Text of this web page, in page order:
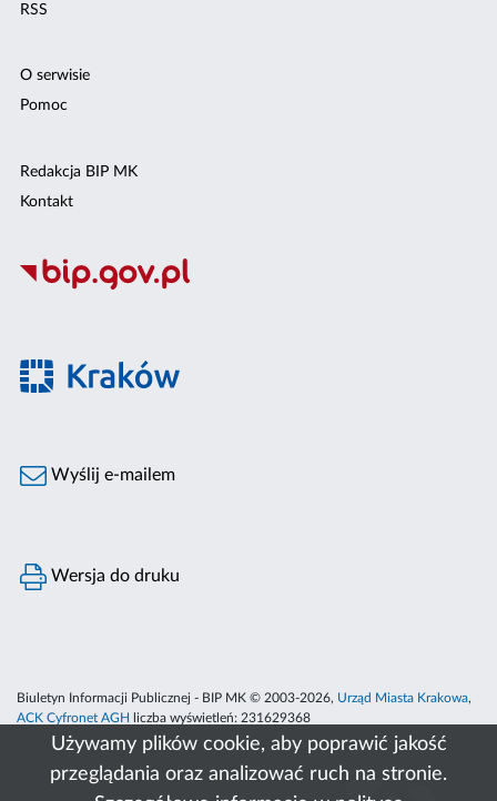
Używamy plików cookie, aby poprawić jakość
przeglądania oraz analizować ruch na stronie.
RSS
O serwisie
Pomoc
Redakcja BIP MK
Kontakt
Wyślij e-mailem
Wersja do druku
Biuletyn Informacji Publicznej - BIP MK © 2003-2026, Urząd Miasta Krakowa,
ACK Cyfronet AGH
liczba wyświetleń: 231629368